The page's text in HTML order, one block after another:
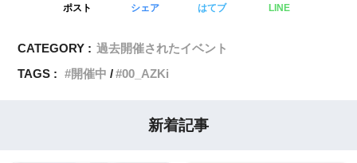
ポスト シェア はてブ LINE
CATEGORY : 過去開催されたイベント
TAGS :
開催中 00_AZKi
新着記事